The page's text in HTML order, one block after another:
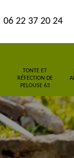
06 22 37 20 24
TONTE ET
RÉFECTION DE
PELOUSE 63